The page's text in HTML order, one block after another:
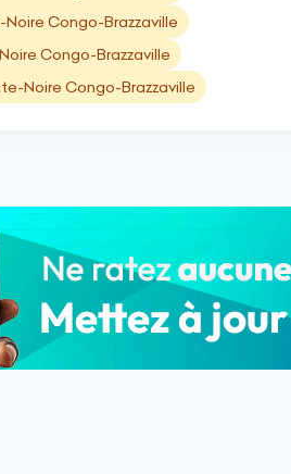
Congo-Brazzaville
Congo-Brazzaville
Noire Congo-Brazzaville